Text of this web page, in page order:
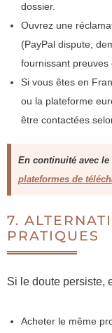
dossier.
Ouvrez une
(PayPal dispute,
fournissant preuves
Si vous êtes en
ou la plateforme
être contactées
En continuité avec le
plateformes de
7.
PRATIQUES
Si le doute persiste,
Acheter le même